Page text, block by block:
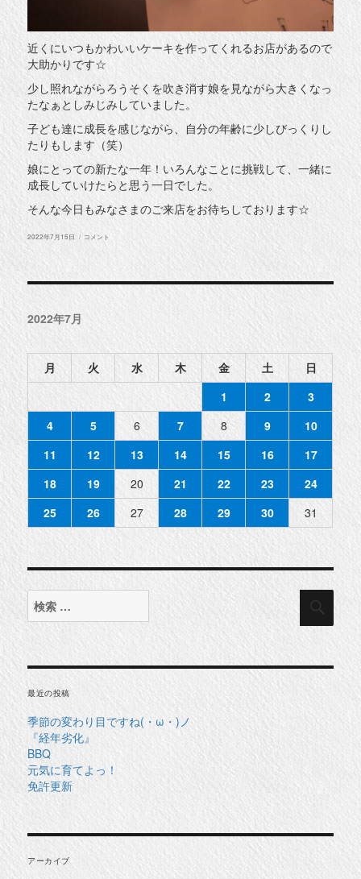
近くにいつもかわいいケーキを作ってくれるお店があるので
大助かりです☆
少し照れながらろうそくを吹き消す娘を見ながら大きくなっ
たなぁとしみじみしていました。
子ども達に成長を感じながら、自分の年齢に少しびっくりし
たりもします（笑）
娘にとっての新たな一年！いろんなことに挑戦して、一緒に
成長していけたらと思う一日でした。
そんな今日もみなさまのご来店をお待ちしております☆
投
2022年7月15日
誕
コメント
2022年7月
月 火 水 木 金 土
日
1
2
3
4
5 6 7 8 9
10
11
12 13 14 15 16
17
18
19 20 21 22 23
24
25
26 27 28 29 30 31
検
索
最近の投稿
季節の変わり目ですね(・ω・)ノ
『経年劣化』
BBQ
元気に育てよっ！
免許更新
アーカイブ